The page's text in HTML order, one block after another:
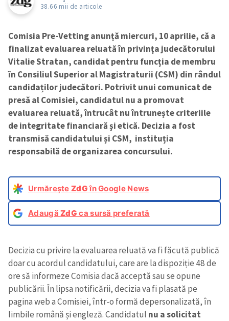
38.66 mii de articole
Comisia Pre-Vetting anunță miercuri, 10 aprilie, că a
finalizat evaluarea reluată în privința judecătorului
Vitalie Stratan, candidat pentru funcția de membru
în Consiliul Superior al Magistraturii (CSM) din rândul
candidaților judecători. Potrivit unui comunicat de
presă al Comisiei, candidatul nu a promovat
evaluarea reluată, întrucât nu întrunește criteriile
de integritate financiară și etică. Decizia a fost
transmisă candidatului și CSM, instituția
responsabilă de organizarea concursului.
Urmărește ZdGîn Google News
AdaugăZdG ca sursă preferată
Decizia cu privire la evaluarea reluată va fi făcută publică
doar cu acordul candidatului, care are la dispoziție 48 de
ore să informeze Comisia dacă acceptă sau se opune
publicării. În lipsa notificării, decizia va fi plasată pe
pagina web a Comisiei, într-o formă depersonalizată, în
limbile română și engleză. Candidatul nu a solicitat